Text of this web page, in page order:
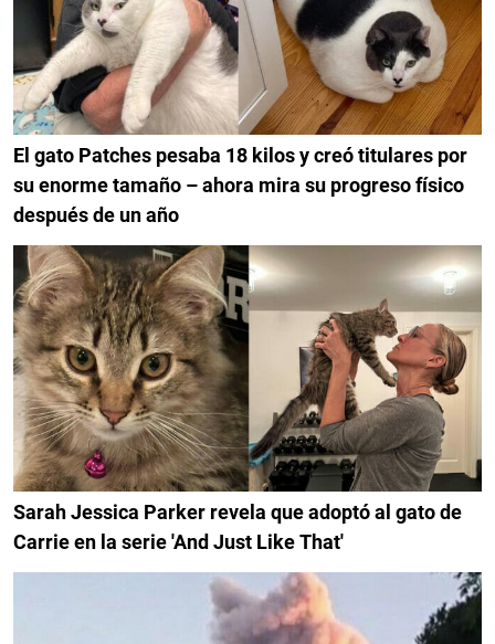
El gato Patches pesaba 18 kilos y creó titulares por
su enorme tamaño – ahora mira su progreso físico
después de un año
Sarah Jessica Parker revela que adoptó al gato de
Carrie en la serie 'And Just Like That'